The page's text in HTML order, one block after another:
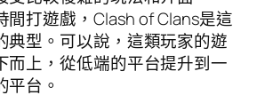
間打遊戲，Clash of Clans是這
典型。可以說，這類玩家的遊
而上，從低端的平台提升到一
平台。